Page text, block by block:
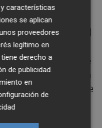
un atrevido
el centro del
adelantado, y
escorado de
el guardameta
en otra llegada de
de Jaume
características
se aplican
proveedores
legítimo en
derecho a
de publicidad
en
de